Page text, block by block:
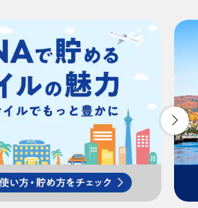
ぎ所要時間を追加する
時間帯